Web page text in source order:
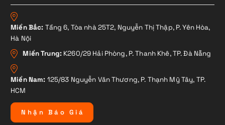
Miền Bắc: Tầng 6, Tòa nhà 25T2, Nguyễn Thị Thập, P. Yên Hòa,
Hà Nội
Miền Trung: K260/29 Hải Phòng, P. Thanh Khê, TP. Đà Nẵng
Miền Nam: 125/83 Nguyễn Văn Thương, P. Thạnh Mỹ Tây, TP.
HCM
N hậ n B á o G i á